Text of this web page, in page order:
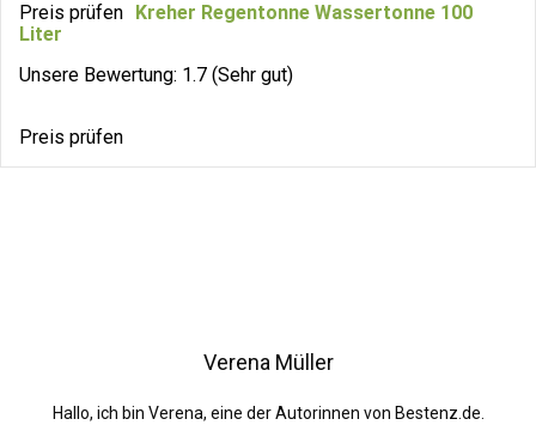
Preis prüfen Kreher Regentonne Wassertonne 100
Liter
Unsere Bewertung: 1.7 (Sehr gut)
Preis prüfen
Verena Müller
Hallo, ich bin Verena, eine der Autorinnen von Bestenz.de.